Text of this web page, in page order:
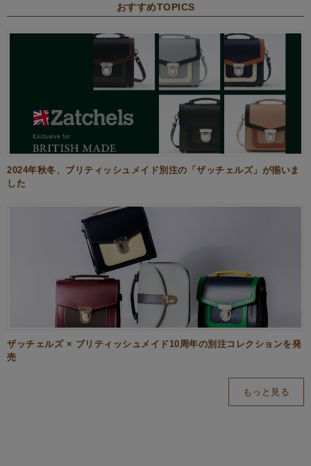
おすすめTOPICS
2024年秋冬、ブリティッシュメイド別注の「ザッチェルズ」が揃いま
した
ザッチェルズ × ブリティッシュメイド10周年の別注コレクションを発
売
もっと見る